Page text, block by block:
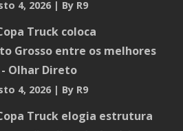
4, 2026 By R9
Truck coloca
Grosso entre os melhores
Olhar Direto
4, 2026 By R9
Truck elogia estrutura